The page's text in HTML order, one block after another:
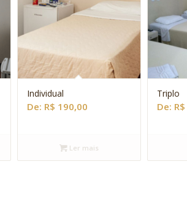
Individual
De: R$ 190,00
Ler mais
Triplo
De: R$